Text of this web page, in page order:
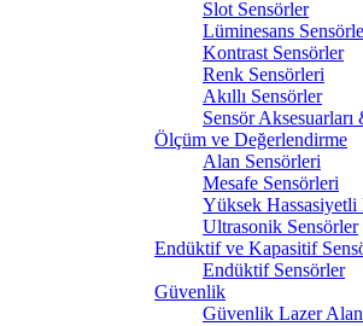
Slot Sensörler
Lüminesans
Kontrast Sensörler
Renk Sensörleri
Akıllı Sensörler
Sensör Aksesuarları
Ölçüm ve Değerlendirme
Alan Sensörleri
Mesafe Sensörleri
Yüksek Hassasiyetli
Ultrasonik Sensörler
Endüktif ve Kapasitif
Endüktif Sensörler
Güvenlik
Güvenlik Lazer Alan